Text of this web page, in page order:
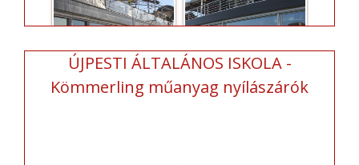
ÚJPESTI ÁLTALÁNOS ISKOLA -
Kömmerling műanyag nyílászárók